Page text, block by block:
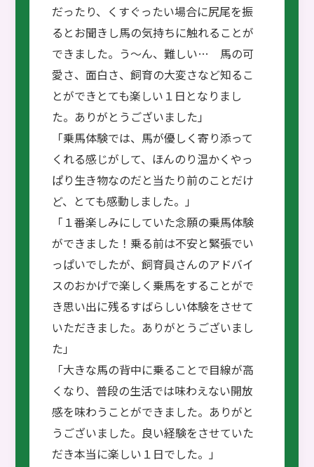
だったり、くすぐったい場合に尻尾を振
るとお聞きし馬の気持ちに触れることが
できました。う～ん、難しい… 馬の可
愛さ、面白さ、飼育の大変さなど知るこ
とができとても楽しい１日となりまし
た。ありがとうございました」
「乗馬体験では、馬が優しく寄り添って
くれる感じがして、ほんのり温かくやっ
ぱり生き物なのだと当たり前のことだけ
ど、とても感動しました。」
「１番楽しみにしていた念願の乗馬体験
ができました！乗る前は不安と緊張でい
っぱいでしたが、飼育員さんのアドバイ
スのおかげで楽しく乗馬をすることがで
き思い出に残るすばらしい体験をさせて
いただきました。ありがとうございまし
た」
「大きな馬の背中に乗ることで目線が高
くなり、普段の生活では味わえない開放
感を味わうことができました。ありがと
うございました。良い経験をさせていた
だき本当に楽しい１日でした。」